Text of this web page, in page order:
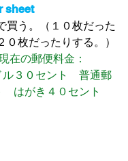
sheet
買う。（１０枚だった
０枚だったりする。）
在の郵便料金：
３０セント　普通郵
はがき４０セント